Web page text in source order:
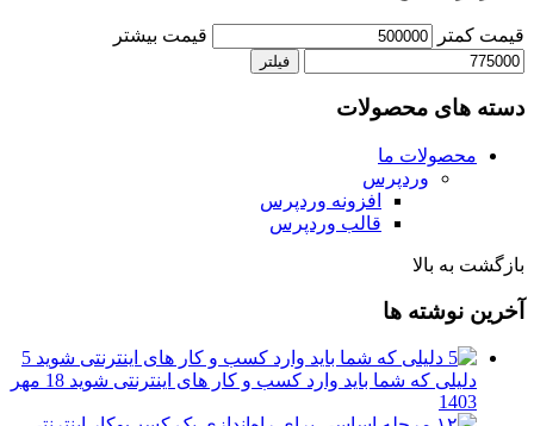
قیمت کمتر قیمت بیشتر
فیلتر
دسته های محصولات
محصولات ما
وردپرس
افزونه وردپرس
قالب وردپرس
بازگشت به بالا
آخرین نوشته ها
5
دلیلی که شما باید وارد کسب و کار های اینترنتی شوید
18 مهر
1403